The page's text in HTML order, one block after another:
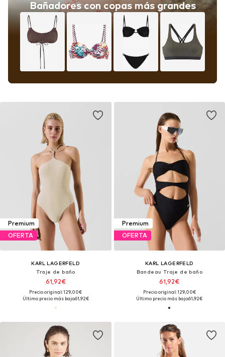
Bañadores con copas más grandes
Premium
OFERTA
KARL LAGERFELD
Traje de baño
61,92€
Precio original: 129,00€
Último precio más bajo:61,92€
Premium
OFERTA
KARL LAGERFELD
Bandeau Traje de baño
61,92€
Precio original: 129,00€
Último precio más bajo:61,92€